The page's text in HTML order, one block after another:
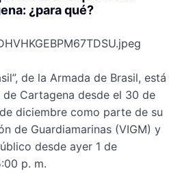
¿para qué?
de la Armada de Brasil, está
Cartagena desde el 30 de
diciembre como parte de su
de Guardiamarinas (VIGM) y
desde ayer 1 de
p. m.